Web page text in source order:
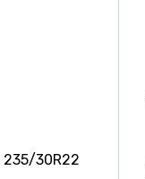
235/30R22